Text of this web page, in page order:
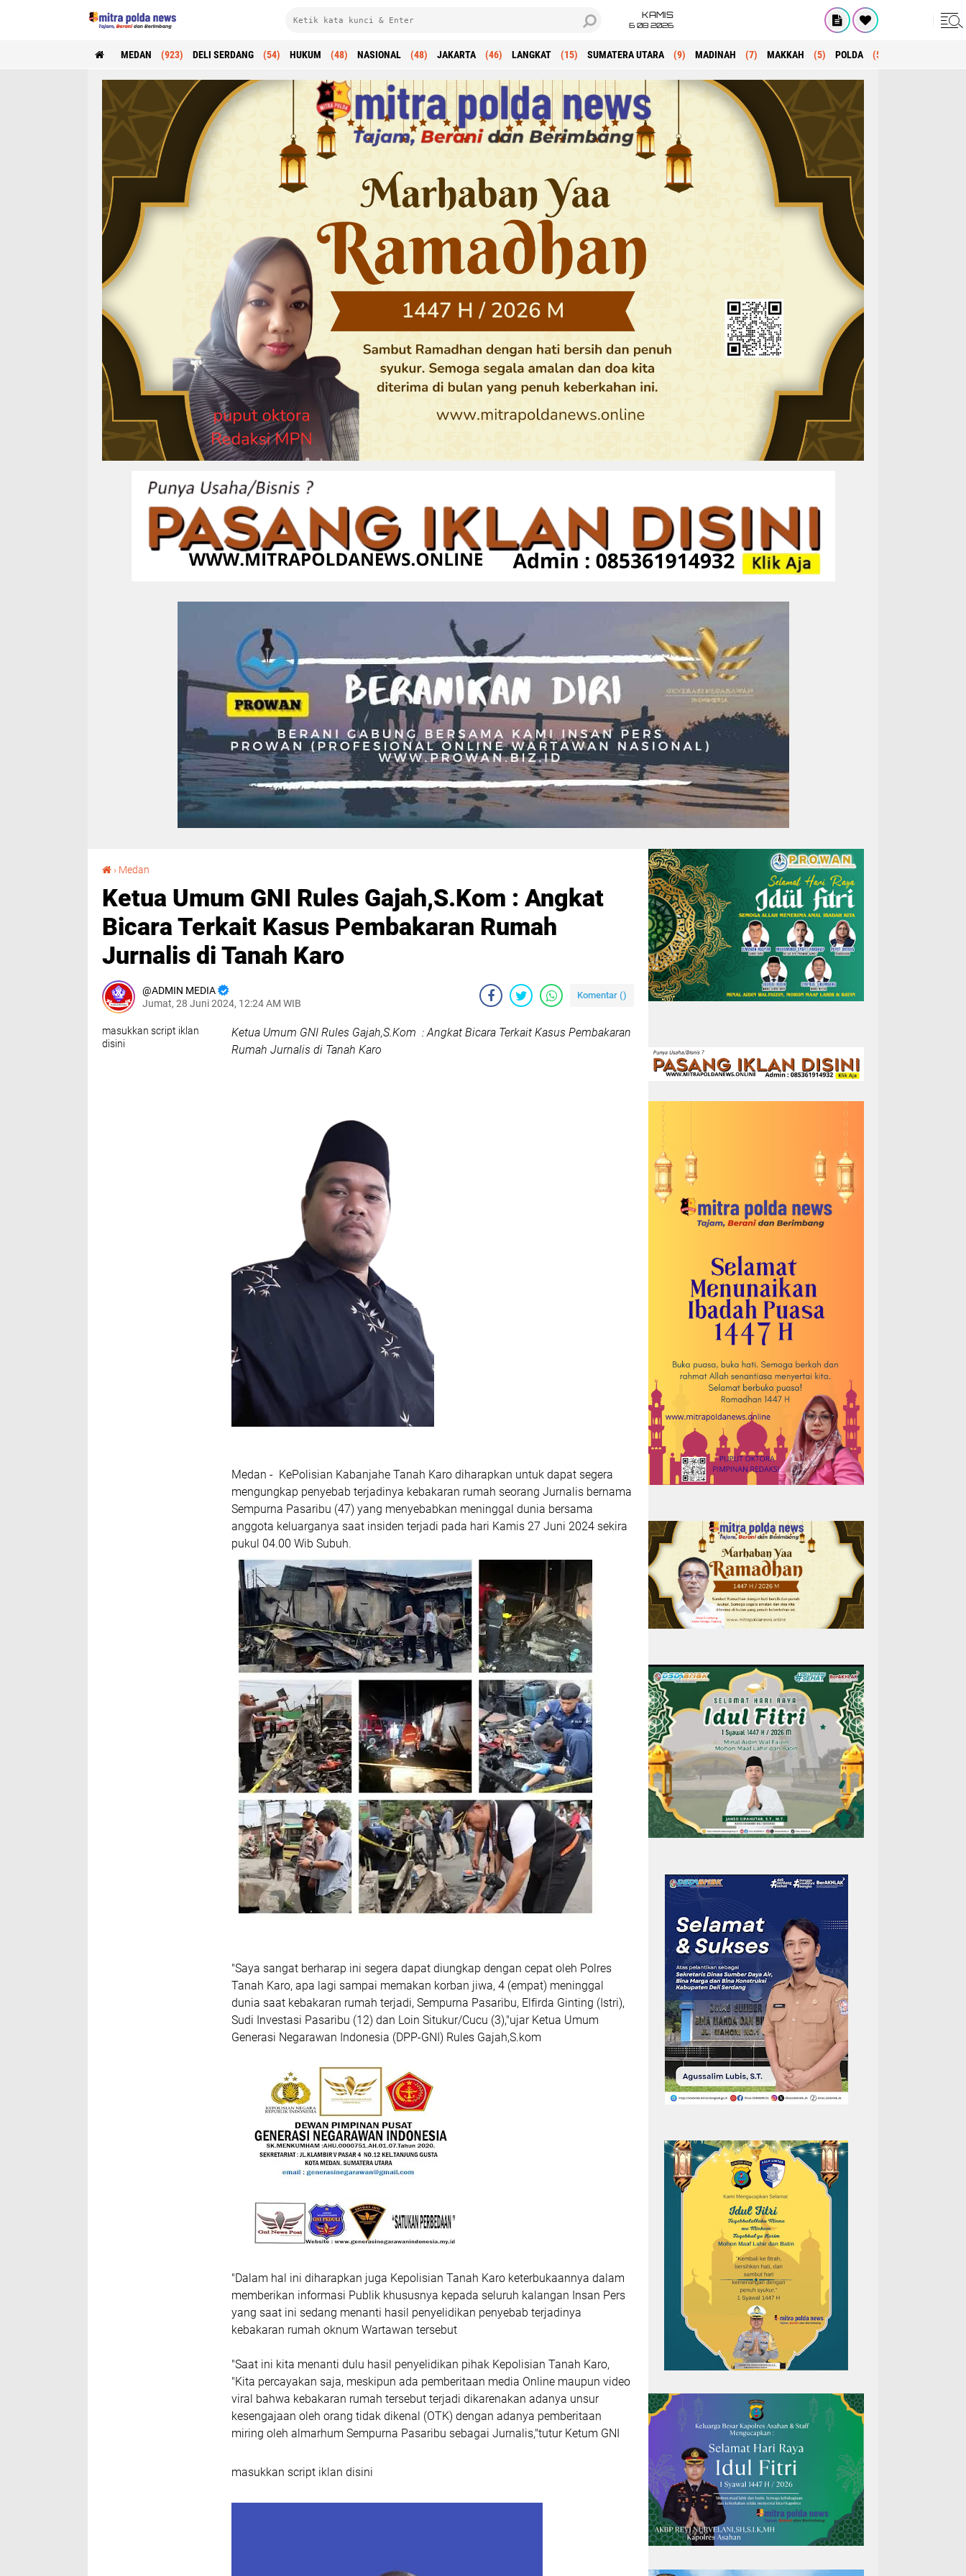
KAMIS
6 08 2026
MEDAN (923) DELI SERDANG (54) HUKUM (48) NASIONAL (48) JAKARTA (46) LANGKAT (15) SUMATERA UTARA (9) MADINAH (7) MAKKAH (5) POLDA (5)
› Medan
Ketua Umum GNI Rules Gajah,S.Kom : Angkat
Bicara Terkait Kasus Pembakaran Rumah
Jurnalis di Tanah Karo
ADMIN MEDIA
Jumat, 28 Juni 2024, 12:24 AM WIB
Komentar ()
masukkan script iklan
disini
Ketua Umum GNI Rules Gajah,S.Kom : Angkat Bicara Terkait Kasus Pembakaran
Rumah Jurnalis di Tanah Karo
Medan - KePolisian Kabanjahe Tanah Karo diharapkan untuk dapat segera
mengungkap penyebab terjadinya kebakaran rumah seorang Jurnalis bernama
Sempurna Pasaribu (47) yang menyebabkan meninggal dunia bersama
anggota keluarganya saat insiden terjadi pada hari Kamis 27 Juni 2024 sekira
pukul 04.00 Wib Subuh.
"Saya sangat berharap ini segera dapat diungkap dengan cepat oleh Polres
Tanah Karo, apa lagi sampai memakan korban jiwa, 4 (empat) meninggal
dunia saat kebakaran rumah terjadi, Sempurna Pasaribu, Elfirda Ginting (Istri),
Sudi Investasi Pasaribu (12) dan Loin Situkur/Cucu (3),"ujar Ketua Umum
Generasi Negarawan Indonesia (DPP-GNI) Rules Gajah,S.kom
"Dalam hal ini diharapkan juga Kepolisian Tanah Karo keterbukaannya dalam
memberikan informasi Publik khususnya kepada seluruh kalangan Insan Pers
yang saat ini sedang menanti hasil penyelidikan penyebab terjadinya
kebakaran rumah oknum Wartawan tersebut
"Saat ini kita menanti dulu hasil penyelidikan pihak Kepolisian Tanah Karo,
"Kita percayakan saja, meskipun ada pemberitaan media Online maupun video
viral bahwa kebakaran rumah tersebut terjadi dikarenakan adanya unsur
kesengajaan oleh orang tidak dikenal (OTK) dengan adanya pemberitaan
miring oleh almarhum Sempurna Pasaribu sebagai Jurnalis,"tutur Ketum GNI
masukkan script iklan disini